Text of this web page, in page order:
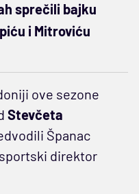
sprečili bajku
i Mitroviću
ove sezone
Stevčeta
Španac
direktor